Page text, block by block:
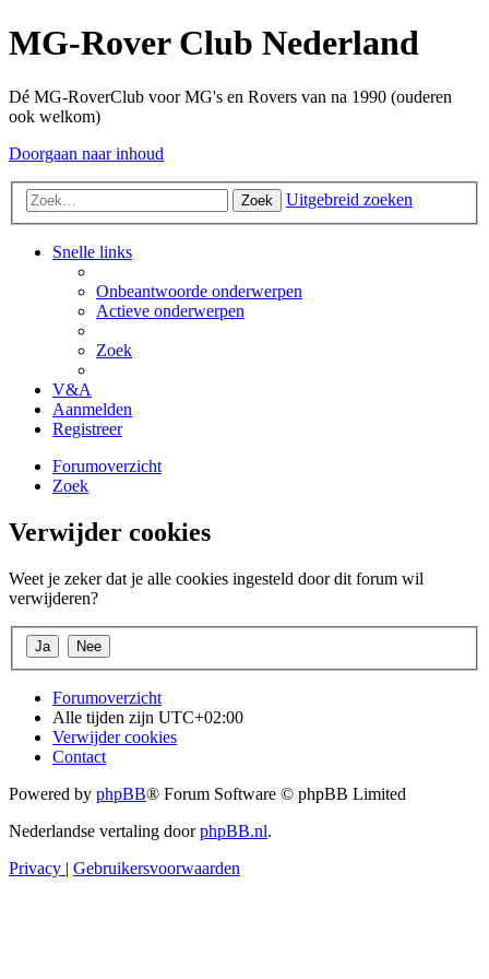
MG-Rover Club Nederland
Dé MG-RoverClub voor MG's en Rovers van na 1990 (ouderen
ook welkom)
Doorgaan naar inhoud
Zoek Uitgebreid zoeken
Snelle links
Onbeantwoorde onderwerpen
Actieve onderwerpen
Zoek
V&A
Aanmelden
Registreer
Forumoverzicht
Zoek
Verwijder cookies
Weet je zeker dat je alle cookies ingesteld door dit forum wil
verwijderen?
Forumoverzicht
Alle tijden zijn UTC+02:00
Verwijder cookies
Contact
Powered by phpBB® Forum Software © phpBB Limited
Nederlandse vertaling doorphpBB.nl.
Privacy | Gebruikersvoorwaarden